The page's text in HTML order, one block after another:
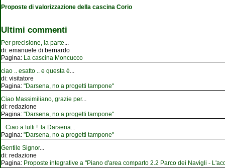
Proposte di valorizzazione della cascina Corio
Ultimi commenti
Per precisione, la parte
di: emanuele di bernardo
Pagina: La cascina Moncucco
ciao .. esatto .. e questa è
di: visitatore
Pagina: "Darsena, no a progetti tampone"
Ciao Massimiliano, grazie per...
di: redazione
Pagina: "Darsena, no a progetti tampone"
Ciao a tutti ! la Darsena
Pagina: "Darsena, no a progetti tampone"
Gentile Signor...
di: redazione
Pagina: Proposte integrative a "Piano d'area comparto 2.2 Parco dei Navigli -